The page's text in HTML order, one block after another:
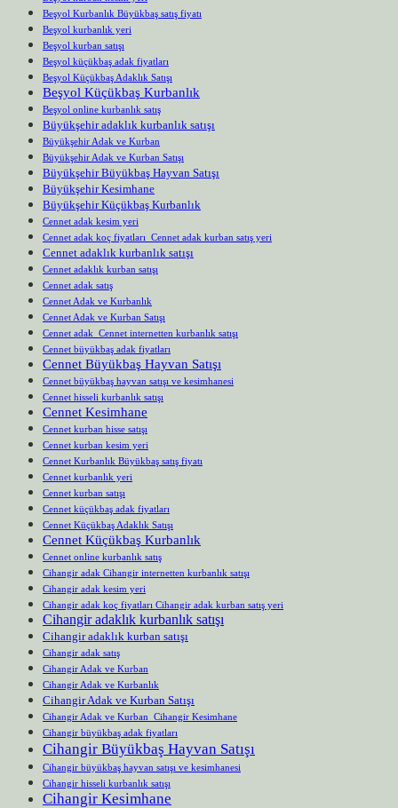
Beşyol Kurbanlık Büyükbaş satış fiyatı
Beşyol kurbanlık yeri
Beşyol kurban satışı
Beşyol küçükbaş adak fiyatları
Beşyol Küçükbaş Adaklık Satışı
Beşyol Küçükbaş Kurbanlık
Beşyol online kurbanlık satış
Büyükşehir adaklık kurbanlık satışı
Büyükşehir Adak ve Kurban
Büyükşehir Adak ve Kurban Satışı
Büyükşehir Büyükbaş Hayvan Satışı
Büyükşehir Kesimhane
Büyükşehir Küçükbaş Kurbanlık
Cennet adak kesim yeri
Cennet adak koç fiyatları Cennet adak kurban satış yeri
Cennet adaklık kurbanlık satışı
Cennet adaklık kurban satışı
Cennet adak satış
Cennet Adak ve Kurbanlık
Cennet Adak ve Kurban Satışı
Cennet adak Cennet internetten kurbanlık satışı
Cennet büyükbaş adak fiyatları
Cennet Büyükbaş Hayvan Satışı
Cennet büyükbaş hayvan satışı ve kesimhanesi
Cennet hisseli kurbanlık satışı
Cennet Kesimhane
Cennet kurban hisse satışı
Cennet kurban kesim yeri
Cennet Kurbanlık Büyükbaş satış fiyatı
Cennet kurbanlık yeri
Cennet kurban satışı
Cennet küçükbaş adak fiyatları
Cennet Küçükbaş Adaklık Satışı
Cennet Küçükbaş Kurbanlık
Cennet online kurbanlık satış
Cihangir adak Cihangir internetten kurbanlık satışı
Cihangir adak kesim yeri
Cihangir adak koç fiyatları Cihangir adak kurban satış yeri
Cihangir adaklık kurbanlık satışı
Cihangir adaklık kurban satışı
Cihangir adak satış
Cihangir Adak ve Kurban
Cihangir Adak ve Kurbanlık
Cihangir Adak ve Kurban Satışı
Cihangir Adak ve Kurban Cihangir Kesimhane
Cihangir büyükbaş adak fiyatları
Cihangir Büyükbaş Hayvan Satışı
Cihangir büyükbaş hayvan satışı ve kesimhanesi
Cihangir hisseli kurbanlık satışı
Cihangir Kesimhane